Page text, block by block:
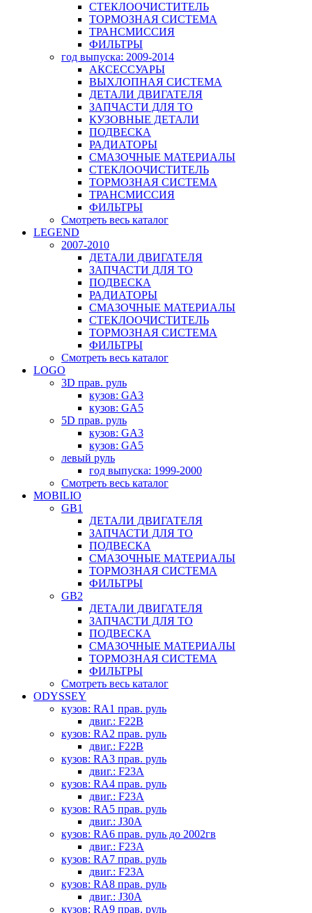
СТЕКЛООЧИСТИТЕЛЬ
ТОРМОЗНАЯ СИСТЕМА
ТРАНСМИССИЯ
ФИЛЬТРЫ
год выпуска: 2009-2014
АКСЕССУАРЫ
ВЫХЛОПНАЯ СИСТЕМА
ДЕТАЛИ ДВИГАТЕЛЯ
ЗАПЧАСТИ ДЛЯ ТО
КУЗОВНЫЕ ДЕТАЛИ
ПОДВЕСКА
РАДИАТОРЫ
СМАЗОЧНЫЕ МАТЕРИАЛЫ
СТЕКЛООЧИСТИТЕЛЬ
ТОРМОЗНАЯ СИСТЕМА
ТРАНСМИССИЯ
ФИЛЬТРЫ
Смотреть весь каталог
LEGEND
2007-2010
ДЕТАЛИ ДВИГАТЕЛЯ
ЗАПЧАСТИ ДЛЯ ТО
ПОДВЕСКА
РАДИАТОРЫ
СМАЗОЧНЫЕ МАТЕРИАЛЫ
СТЕКЛООЧИСТИТЕЛЬ
ТОРМОЗНАЯ СИСТЕМА
ФИЛЬТРЫ
Смотреть весь каталог
LOGO
3D прав. руль
кузов: GA3
кузов: GA5
5D прав. руль
кузов: GA3
кузов: GA5
левый руль
год выпуска: 1999-2000
Смотреть весь каталог
MOBILIO
GB1
ДЕТАЛИ ДВИГАТЕЛЯ
ЗАПЧАСТИ ДЛЯ ТО
ПОДВЕСКА
СМАЗОЧНЫЕ МАТЕРИАЛЫ
ТОРМОЗНАЯ СИСТЕМА
ФИЛЬТРЫ
GB2
ДЕТАЛИ ДВИГАТЕЛЯ
ЗАПЧАСТИ ДЛЯ ТО
ПОДВЕСКА
СМАЗОЧНЫЕ МАТЕРИАЛЫ
ТОРМОЗНАЯ СИСТЕМА
ФИЛЬТРЫ
Смотреть весь каталог
ODYSSEY
кузов: RA1 прав. руль
двиг.: F22B
кузов: RA2 прав. руль
двиг.: F22B
кузов: RA3 прав. руль
двиг.: F23A
кузов: RA4 прав. руль
двиг.: F23A
кузов: RA5 прав. руль
двиг.: J30A
кузов: RA6 прав. руль до 2002гв
двиг.: F23A
кузов: RA7 прав. руль
двиг.: F23A
кузов: RA8 прав. руль
двиг.: J30A
кузов: RA9 прав. руль